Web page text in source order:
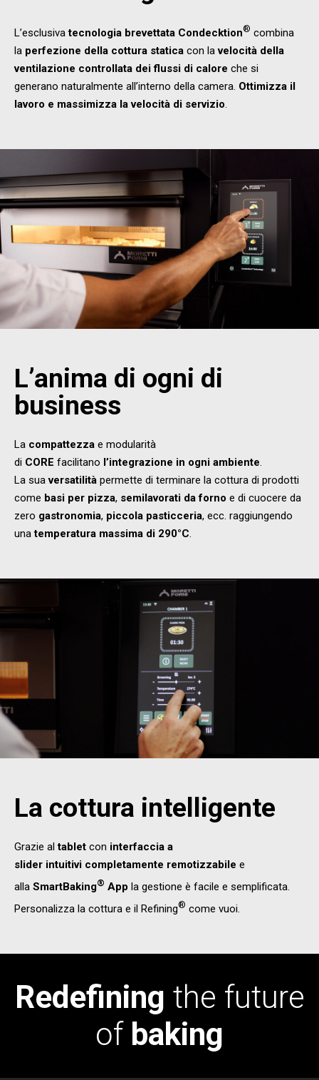
L’esclusivatecnologia brevettata Condecktion® combina
la perfezione della cottura statica con lavelocità della
ventilazione controllata dei flussi di calore che si
generano naturalmente all’interno della camera. Ottimizza il
lavoro e massimizza la velocità di servizio
L’anima di ogni di
business
La compattezza e modularità
di CORE facilitano l’integrazione in ogni ambiente
La suaversatilità permette di terminare la cottura di prodotti
come basi per pizza, semilavorati da forno e di cuocere da
zero gastronomia, piccola pasticceria, ecc. raggiungendo
unatemperatura massima di 290°C
La cottura intelligente
Grazie altablet con interfaccia a
slider intuitivi completamente remotizzabile e
alla SmartBaking® App la gestione è facile e semplificata.
Personalizza la cottura e il Refining® come vuoi.
Redefining the future
of baking